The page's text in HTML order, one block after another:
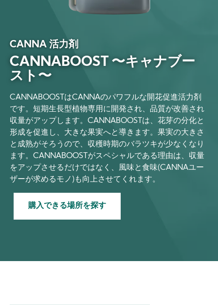
CANNA 活力剤
CANNABOOST 〜キャナブー
スト〜
CANNABOOSTはCANNAのパワフルな開花促進活力剤
です。短期生長型植物専用に開発され、品質が改善され
収量がアップします。CANNABOOSTは、花芽の分化と
形成を促進し、大きな果実へと導きます。果実の大きさ
と成熟がそろうので、収穫時期のバラツキが少なくなり
ます。CANNABOOSTがスペシャルである理由は、収量
をアップさせるだけではなく、風味と食味(CANNAユー
ザーが求めるモノ)も向上させてくれます。
購入できる場所を探す